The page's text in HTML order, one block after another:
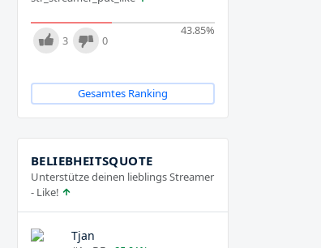
43.85%
3 0
Gesamtes Ranking
BELIEBHEITSQUOTE
Unterstütze deinen lieblings Streamer
- Like!
Tjan